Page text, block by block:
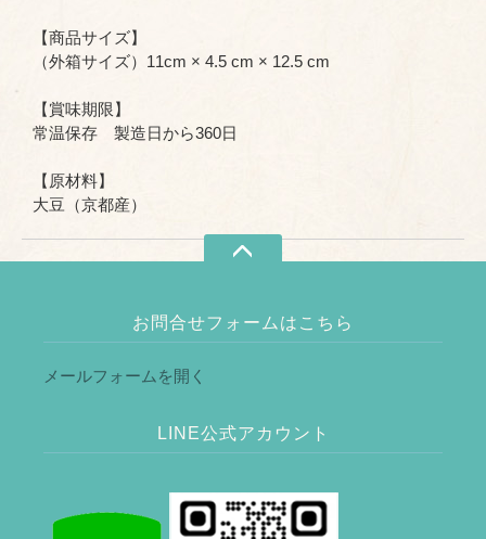
【商品サイズ】
（外箱サイズ）11cm × 4.5 cm × 12.5 cm
【賞味期限】
常温保存 製造日から360日
【原材料】
大豆（京都産）
お問合せフォームはこちら
メールフォームを開く
LINE公式アカウント